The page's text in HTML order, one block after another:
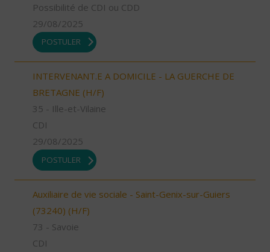
Possibilité de CDI ou CDD
29/08/2025
POSTULER
INTERVENANT.E A DOMICILE - LA GUERCHE DE
BRETAGNE (H/F)
35 - Ille-et-Vilaine
CDI
29/08/2025
POSTULER
Auxiliaire de vie sociale - Saint-Genix-sur-Guiers
(73240) (H/F)
73 - Savoie
CDI